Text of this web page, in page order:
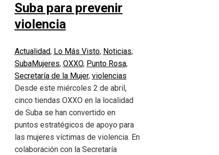
Suba para prevenir
violencia
Actualidad, Lo Más Visto, Noticias,
SubaMujeres, OXXO, Punto Rosa,
Secretaría de la Mujer, violencias
Desde este miércoles 2 de abril,
cinco tiendas OXXO en la localidad
de Suba se han convertido en
puntos estratégicos de apoyo para
las mujeres víctimas de violencia. En
colaboración con la Secretaría